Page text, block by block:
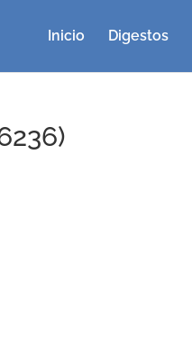
Inicio Digestos